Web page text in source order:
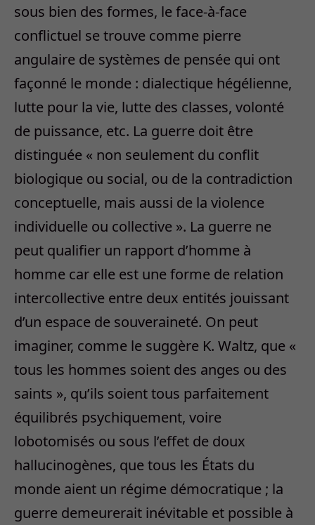
sous bien des formes, le face-à-face
conflictuel se trouve comme pierre
angulaire de systèmes de pensée qui ont
façonné le monde : dialectique hégélienne,
lutte pour la vie, lutte des classes, volonté
de puissance, etc. La guerre doit être
distinguée « non seulement du conflit
biologique ou social, ou de la contradiction
conceptuelle, mais aussi de la violence
individuelle ou collective ». La guerre ne
peut qualifier un rapport d’homme à
homme car elle est une forme de relation
intercollective entre deux entités jouissant
d’un espace de souveraineté. On peut
imaginer, comme le suggère K. Waltz, que «
tous les hommes soient des anges ou des
saints », qu’ils soient tous parfaitement
équilibrés psychiquement, voire
lobotomisés ou sous l’effet de doux
hallucinogènes, que tous les États du
monde aient un régime démocratique ; la
guerre demeurerait inévitable et possible à